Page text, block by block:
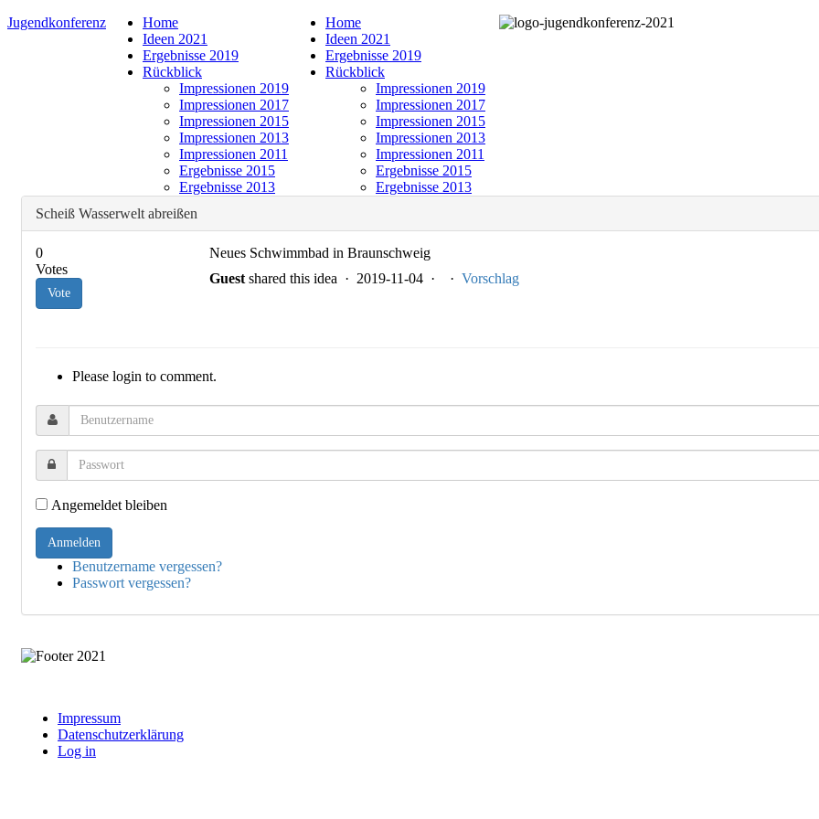
Jugendkonferenz
Home
Ideen 2021
Ergebnisse 2019
Rückblick
Impressionen 2019
Impressionen 2017
Impressionen 2015
Impressionen 2013
Impressionen 2011
Ergebnisse 2015
Ergebnisse 2013
Home
Ideen 2021
Ergebnisse 2019
Rückblick
Impressionen 2019
Impressionen 2017
Impressionen 2015
Impressionen 2013
Impressionen 2011
Ergebnisse 2015
Ergebnisse 2013
Scheiß Wasserwelt abreißen
0
Votes
Vote
Neues Schwimmbad in Braunschweig
Guest shared this idea · 2019-11-04 · · Vorschlag
Please login to comment.
Angemeldet bleiben
Benutzername vergessen?
Passwort vergessen?
Impressum
Datenschutzerklärung
Log in